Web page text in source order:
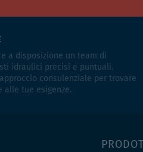
a disposizione un team di
idraulici precisi e puntuali.
approccio consulenziale per trovare
alle tue esigenze.